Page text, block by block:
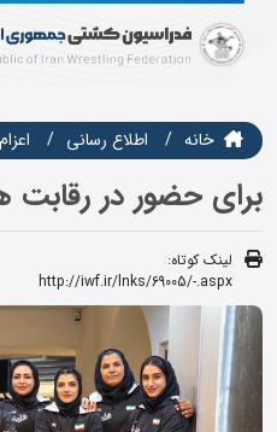
خانه اطلاع رسانی
برای حضور در رقابت
لینک کوتاه:
http://iwf.ir/lnks/69005/-.aspx